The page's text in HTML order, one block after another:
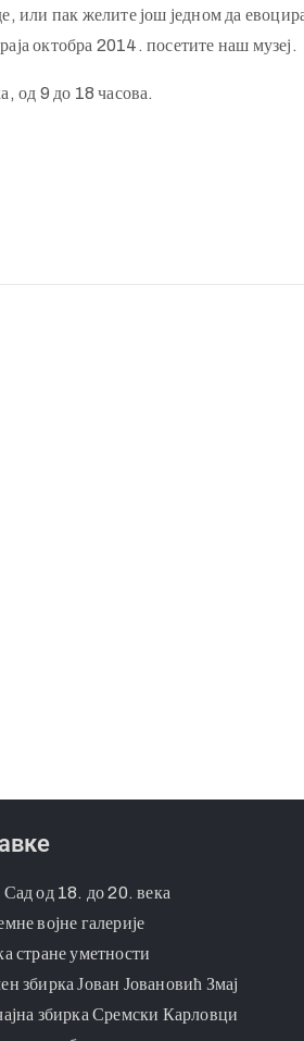
или пак желите још једном да
октобра 2014. посетите наш музеј.
од 9 до 18 часова.
од 18. до 20. века
војне галерије
стране уметности
збирка Јован Јовановић Змај
збирка Сремски Карловци